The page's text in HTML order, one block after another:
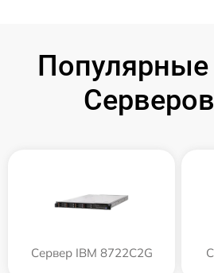
Сервер IBM 8722C2G